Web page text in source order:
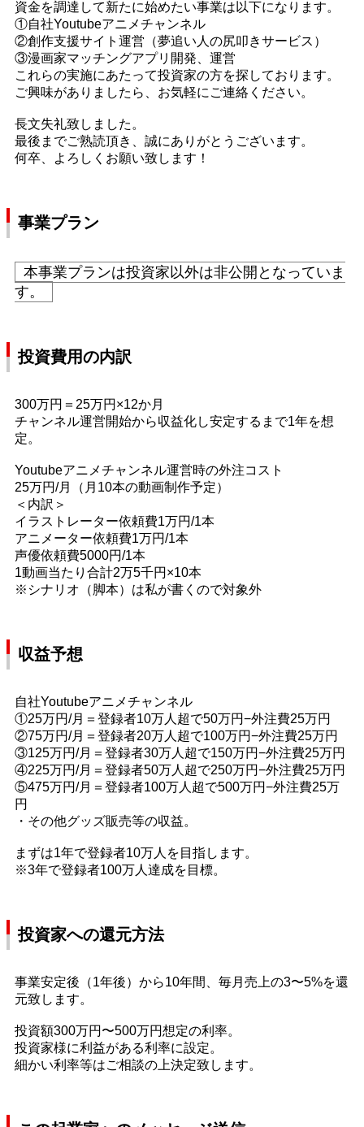
資金を調達して新たに始めたい事業は以下になります。
①自社Youtubeアニメチャンネル
②創作支援サイト運営（夢追い人の尻叩きサービス）
③漫画家マッチングアプリ開発、運営
これらの実施にあたって投資家の方を探しております。
ご興味がありましたら、お気軽にご連絡ください。
長文失礼致しました。
最後までご熟読頂き、誠にありがとうございます。
何卒、よろしくお願い致します！
事業プラン
本事業プランは投資家以外は非公開となっていま
す。
投資費用の内訳
300万円＝25万円×12か月
チャンネル運営開始から収益化し安定するまで1年を想
定。
Youtubeアニメチャンネル運営時の外注コスト
25万円/月（月10本の動画制作予定）
＜内訳＞
イラストレーター依頼費1万円/1本
アニメーター依頼費1万円/1本
声優依頼費5000円/1本
1動画当たり合計2万5千円×10本
※シナリオ（脚本）は私が書くので対象外
収益予想
自社Youtubeアニメチャンネル
①25万円/月＝登録者10万人超で50万円−外注費25万円
②75万円/月＝登録者20万人超で100万円−外注費25万円
③125万円/月＝登録者30万人超で150万円−外注費25万円
④225万円/月＝登録者50万人超で250万円−外注費25万円
⑤475万円/月＝登録者100万人超で500万円−外注費25万
円
・その他グッズ販売等の収益。
まずは1年で登録者10万人を目指します。
※3年で登録者100万人達成を目標。
投資家への還元方法
事業安定後（1年後）から10年間、毎月売上の3〜5%を還
元致します。
投資額300万円〜500万円想定の利率。
投資家様に利益がある利率に設定。
細かい利率等はご相談の上決定致します。